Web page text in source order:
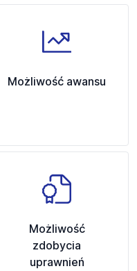
Możliwość awansu
Możliwość
zdobycia
uprawnień